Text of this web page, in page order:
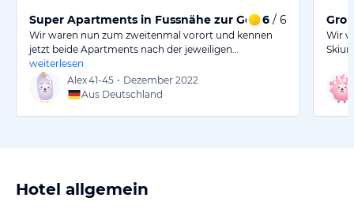
Super Apartments in Fussnähe zur Gondelstation
6 / 6
Wir waren nun zum zweitenmal vorort und kennen
jetzt beide Apartments nach der jeweiligen…
weiterlesen
Alex41-45 • Dezember 2022
Aus Deutschland
Wir
Hotel allgemein